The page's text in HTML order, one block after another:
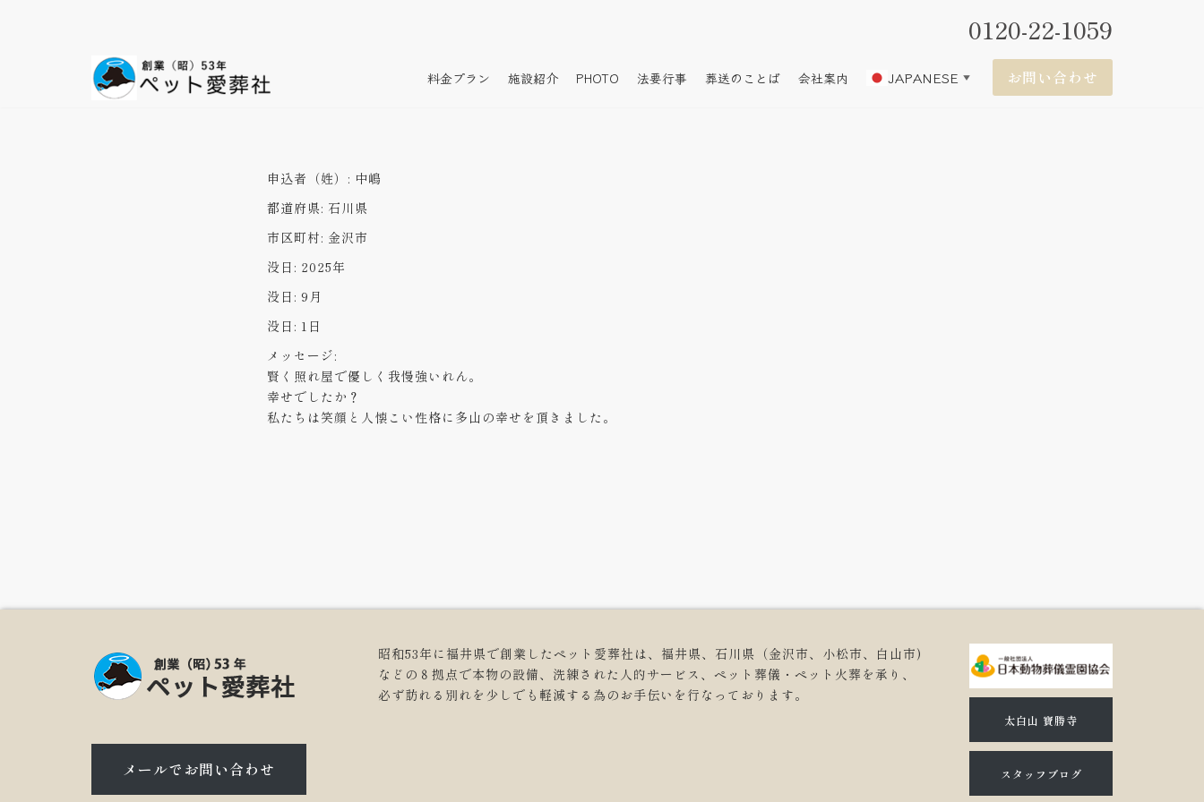
0120-22-1059
料金プラン 施設紹介 PHOTO 法要行事 葬送のことば 会社案内 JAPANESE ▼ お問い合わせ
申込者（姓）: 中嶋
都道府県: 石川県
市区町村: 金沢市
没日: 2025年
没日: 9月
没日: 1日
メッセージ:
賢く照れ屋で優しく我慢強いれん。
幸せでしたか？
私たちは笑顔と人懐こい性格に多山の幸せを頂きました。
メールでお問い合わせ
昭和53年に福井県で創業したペット愛葬社は、福井県、石川県（金沢市、小松市、白山市)
などの８拠点で本物の設備、洗練された人的サービス、ペット葬儀・ペット火葬を承り、
必ず訪れる別れを少しでも軽減する為のお手伝いを行なっております。
太白山 寶勝寺
スタッフブログ